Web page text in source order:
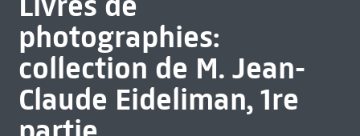
photographies:
collection de M. Jean-
Claude Eideliman, 1re